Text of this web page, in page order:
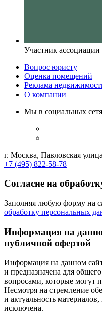
Участник ассоциации
Вопрос юристу
Оценка помещений
Реклама
О компании
Мы в социальных
г. Москва, Павловская
+7 (495) 822-58-78
Согласие на
Заполняя любую форму на
обработку персональных
Информация на
публичной офертой
Информация на данном
и предназначена для
вопросами, которые могут
Несмотря на стремление
и актуальность
исключена.